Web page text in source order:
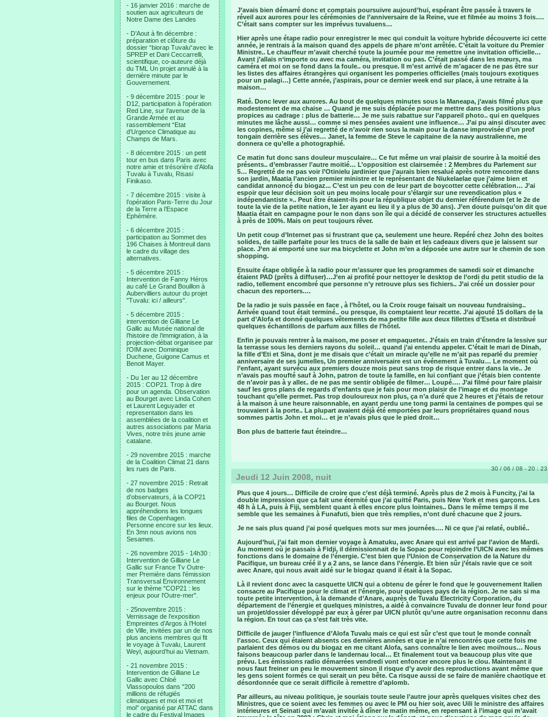
- 16 janvier 2016 : marche de
soutien aux agriculteurs de
Notre Dame des Landes
- D’Aout à fin décembre :
préparation et clôture du
dossier “biorap Tuvalu“avec le
SPREP et Dani Ceccarrelli,
scientifique, co-auteure déjà
du TML Un projet annulé à la
dernière minute par le
Gouvernement.
- 9 décembre 2015 : pour le
D12, participation à l’opération
Red Line, sur l’avenue de la
Grande Armée et au
rassemblement “Etat
d’Urgence Climatique au
Champs de Mars.
- 8 décembre 2015 : un petit
tour en bus dans Paris avec
notre amie et trésorière d’Alofa
Tuvalu à Tuvalu, Risasi
Finikaso.
- 7 décembre 2015 : visite à
l’opération Paris-Terre du Jour
de la Terre a l’Espace
Ephémère.
- 6 décembre 2015 :
participation au Sommet des
196 Chaises à Montreuil dans
le cadre du village des
alternatives.
- 5 décembre 2015 :
Intervention de Fanny Héros
au café Le Grand Bouillon à
Aubervilliers autour du projet
"Tuvalu: ici / ailleurs".
- 5 décembre 2015 :
intervention de Gilliane Le
Gallic au Musée national de
l’histoire de l’immigration, à la
projection-débat organisee par
l’OIM avec Dominique
Duchene, Guigone Camus et
Benoit Mayer.
- Du 1er au 12 décembre
2015 : COP21. Trop à dire
pour un agenda. Observation
au Bourget avec Linda Cohen
et Laurent Leguyader et
representation dans les
assemblées de la coalition et
autres associations par Maria
Vives, notre très jeune amie
catalane.
- 29 novembre 2015 : marche
de la Coalition Climat 21 dans
les rues de Paris.
- 27 novembre 2015 : Retrait
de nos badges
d’observateurs, à la COP21
au Bourget. Nous
appréhendions les longues
files de Copenhagen.
Personne encore sur les lieux.
En 3mn nous avions nos
Sesames.
- 26 novembre 2015 - 14h30 :
Intervention de Gilliane Le
Gallic sur France Tv Outre-
mer Première dans l'émission
Transversal Environnement
sur le thème "COP21 : les
enjeux pour l'Outre-mer".
- 25novembre 2015 :
Vernissage de l’exposition
Empreintes d’Argos à l’Hotel
de Ville, invitées par un de nos
plus anciens membres qui fit
le voyage à Tuvalu, Laurent
Weyl, aujourd’hui au Vietnam.
- 21 novembre 2015 :
Intervention de Gilliane Le
Gallic avec Chloé
Vlassopoulos dans "200
millions de réfugiés
climatiques et moi et moi et
moi" organisé par ATTAC dans
le cadre du Festival Images
J’avais bien démarré donc et comptais poursuivre aujourd’hui, espérant être passée à travers le
réveil aux aurores pour les cérémonies de l’anniversaire de la Reine, vue et filmée au moins 3 fois….
C’était sans compter sur les imprévus tuvaluens…
Hier après une étape radio pour enregistrer le mec qui conduit la voiture hybride découverte ici cette
année, je rentrais à la maison quand des appels de phare m’ont arrêtée. C’était la voiture du Premier
Ministre.. Le chauffeur m’avait cherché toute la journée pour me remettre une invitation officielle…
Avant j’allais n‘importe ou avec ma caméra, invitation ou pas. C’était passé dans les mœurs, ma
caméra et moi on se fond dans la foule.. ou presque. Il m’est arrivé de m’agacer de ne pas être sur
les listes des affaires étrangères qui organisent les pomperies officielles (mais toujours exotiques
pour un palagi…) Cette année, j’aspirais, pour ce dernier week end sur place, à une retraite à la
maison…
Raté. Donc lever aux aurores. Au bout de quelques minutes sous la Maneapa, j’avais filmé plus que
modestement de ma chaise … Quand je me suis déplacée pour me mettre dans des positions plus
propices au cadrage : plus de batterie… Je me suis rabattue sur l’appareil photo.. qui en quelques
minutes me lâche aussi… comme si mes pensées avaient une influence… J’ai pu ainsi discuter avec
les copines, même si j’ai regretté de n’avoir rien sous la main pour la danse improvisée d’un prof
tongain derrière ses élèves… Janet, la femme de Steve le capitaine de la navy australienne, me
donnera ce qu’elle a photographié.
Ce matin fut donc sans douleur musculaire… Ce fut même un vrai plaisir de sourire à la moitié des
présents.. d’embrasser l’autre moitié… L’opposition est clairsemée : 2 Membres du Parlement sur
5… Regretté de ne pas voir l’Otinielu jardinier que j’aurais bien resalué après notre rencontre dans
son jardin, Maatia l’ancien premier ministre et le représentant de Niukelaelae que j’aime bien et
candidat annoncé du biogaz... C’est un peu con de leur part de boycotter cette célébration… J’ai
espoir que leur décision soit un peu moins locale pour s’élargir sur une revendication plus «
indépendantiste ».. Peut être étaient-ils pour la république objet du dernier référendum (et le 2e de
toute la vie de la petite nation, le 1er ayant eu lieu il y a plus de 30 ans). J’en doute puisqu’on dit que
Maatia était en campagne pour le non dans son île qui a décidé de conserver les structures actuelles
à près de 100%. Mais on peut toujours rêver.
Un petit coup d’Internet pas si frustrant que ça, seulement une heure. Repéré chez John des boites
solides, de taille parfaite pour les trucs de la salle de bain et les cadeaux divers que je laissent sur
place. J’en ai emporté une sur ma bicyclette et John m’en a déposée une autre sur le chemin de son
shopping.
Ensuite étape obligée à la radio pour m’assurer que les programmes de samedi soir et dimanche
étaient PAD (prêts à diffuser)…J’en ai profité pour nettoyer le desktop de l’ordi du petit studio de la
radio, tellement encombré que personne n’y retrouve plus ses fichiers.. J’ai créé un dossier pour
chacun des reporters.…
De la radio je suis passée en face , à l’hôtel, ou la Croix rouge faisait un nouveau fundraising..
Arrivée quand tout était terminé.. ou presque, ils comptaient leur recette. J’ai ajouté 15 dollars de la
part d’Alofa et donné quelques vêtements de ma petite fille aux deux fillettes d’Eseta et distribué
quelques échantillons de parfum aux filles de l’hôtel.
Enfin je pouvais rentrer à la maison, me poser et empaqueter.. J’étais en train d’étendre la lessive sur
la terrasse sous les derniers rayons du soleil… quand j’ai entendu appeler. C’était le mari de Dinah,
la fille d’Eti et Sina, dont je me disais que c’était un miracle qu’elle ne m’ait pas reparlé du premier
anniversaire de ses jumelles, Un premier anniversaire est un événement à Tuvalu… Le moment où
l’enfant, ayant survécu aux premiers douze mois peut sans trop de risque entrer dans la vie.. Je
n’avais pas moufté sauf à John, patron de toute la famille, en lui confiant que j’étais bien contente
de n’avoir pas à y aller.. de ne pas me sentir obligée de filmer… Loupé…. J’ai filmé pour faire plaisir
sauf les gros plans de regards d’enfants que je fais pour mon plaisir de l’image et du montage
touchant qu’elle permet. Pas trop douloureux non plus, ça n’a duré que 2 heures et j’étais de retour
à la maison à une heure raisonnable, en ayant perdu une tong parmi la centaines de pompes qui se
trouvaient à la porte.. La plupart avaient déjà été emportées par leurs propriétaires quand nous
sommes partis John et moi… et je n’avais plus que le pied droit…
Bon plus de batterie faut éteindre…
30 / 06 / 08 - 20 : 23
Jeudi 12 Juin 2008, nuit
Plus que 4 jours… Difficile de croire que c’est déjà terminé. Après plus de 2 mois à Funcity, j’ai la
double impression que ça fait une éternité que j’ai quitté Paris, puis New York et mes garçons. Les
48 h à LA, puis à Fiji, semblent quant à elles encore plus lointaines.. Dans le même temps il me
semble que les semaines à Funafuti, bien que très remplies, n’ont duré chacune que 2 jours.
Je ne sais plus quand j’ai posé quelques mots sur mes journées…. Ni ce que j’ai relaté, oublié..
Aujourd’hui, j’ai fait mon dernier voyage à Amatuku, avec Anare qui est arrivé par l’avion de Mardi.
Au moment où je passais à Fidji, il démissionnait de la Sopac pour rejoindre l’UICN avec les mêmes
fonctions dans le domaine de l’énergie. C’est bien que l’Union de Conservation de la Nature du
Pacifique, un bureau créé il y a 2 ans, se lance dans l’énergie. Et bien sûr j’étais ravie que ce soit
avec Anare, qui nous avait aidé sur le biogaz quand il était à la Sopac.
Là il revient donc avec la casquette UICN qui a obtenu de gérer le fond que le gouvernement Italien
consacre au Pacifique pour le climat et l’énergie, pour quelques pays de la région. Je ne sais si ma
toute petite intervention, à la demande d’Anare, auprès de Tuvalu Electricity Corporation, du
département de l’énergie et quelques ministres, a aidé à convaincre Tuvalu de donner leur fond pour
un projet/dossier développé par eux à gérer par UICN plutôt qu’une autre organisation reconnu dans
la région. En tout cas ça s’est fait très vite.
Difficile de jauger l’influence d’Alofa Tuvalu mais ce qui est sûr c’est que tout le monde connaît
l’assoc. Ceux qui étaient absents ces dernières années et que je n’ai rencontrés que cette fois me
parlaient des démos ou du biogaz en me citant Alofa, sans connaître le lien avec moi/nous… Nous
faisons beaucoup parler dans le landernau local… Et finalement tout va beaucoup plus vite que
prévu. Les émissions radio démarrées vendredi vont enfoncer encore plus le clou. Maintenant il
nous faut freiner un peu le mouvement sinon il risque d’y avoir des reproductions avant même que
les gens soient formés ce qui serait un peu bête. Ca risque aussi de se faire de manière chaotique et
désordonnée que ce serait difficile à remettre d’aplomb.
Par ailleurs, au niveau politique, je souriais toute seule l’autre jour après quelques visites chez des
Ministres, que ce soient avec les femmes ou avec le PM ou hier soir, avec Uili le ministre des affaires
intérieures et Seinati qui m’avait invitée à dîner le matin même, en repensant à l’image qui m’avait